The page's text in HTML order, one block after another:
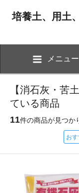
培養土、用土
メニュー
【消石灰・苦
ている商品
11件の商品が見つか
お